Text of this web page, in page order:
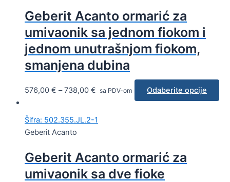
Geberit Acanto ormarić za
umivaonik sa jednom fiokom i
jednom unutrašnjom fiokom,
smanjena dubina
576,00 € –738,00 € sa PDV-om Odaberite opcije
Šifra: 502.355.JL.2-1
Geberit Acanto
Geberit Acanto ormarić za
umivaonik sa dve fioke